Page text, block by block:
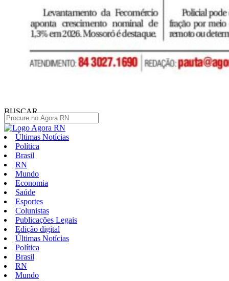
BUSCAR
Últimas Notícias
Política
Brasil
RN
Mundo
Economia
Saúde
Esportes
Colunistas
Publicações Legais
Edição digital
Últimas Notícias
Política
Brasil
RN
Mundo